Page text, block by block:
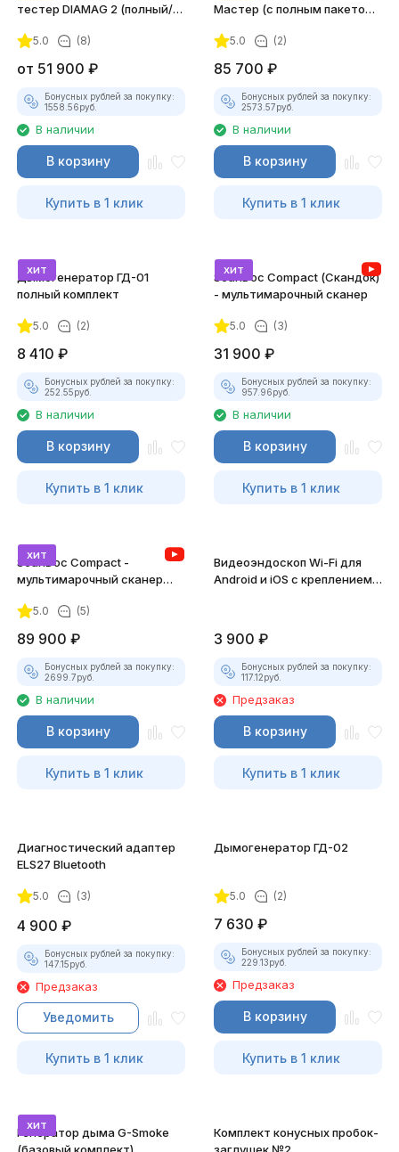
тестер DIAMAG 2 (полный/
5.0 (8)
от 51 900 ₽
Бонусных рублей за покупку:
1558.56руб.
В наличии
В корзину
Купить в 1 клик
Мастер (с полным пакетом
5.0 (2)
85 700 ₽
Бонусных рублей за покупку:
2573.57руб.
В наличии
В корзину
Купить в 1 клик
хит
Дымогенератор ГД-01
полный комплект
5.0 (2)
8 410 ₽
Бонусных рублей за покупку:
252.55руб.
В наличии
В корзину
Купить в 1 клик
хит
ScanDoc Compact (Скандок)
- мультимарочный сканер
5.0 (3)
31 900 ₽
Бонусных рублей за покупку:
957.96руб.
В наличии
В корзину
Купить в 1 клик
хит
ScanDoc Compact -
мультимарочный сканер
5.0 (5)
89 900 ₽
Бонусных рублей за покупку:
2699.7руб.
В наличии
В корзину
Купить в 1 клик
Видеоэндоскоп Wi-Fi для
Android и iOS с креплением
3 900 ₽
Бонусных рублей за покупку:
117.12руб.
Предзаказ
В корзину
Купить в 1 клик
Диагностический адаптер
ELS27 Bluetooth
5.0 (3)
4 900 ₽
Бонусных рублей за покупку:
147.15руб.
Предзаказ
Уведомить
Купить в 1 клик
Дымогенератор ГД-02
5.0 (2)
7 630 ₽
Бонусных рублей за покупку:
229.13руб.
Предзаказ
В корзину
Купить в 1 клик
хит
Генератор дыма G-Smoke
Комплект конусных пробок-